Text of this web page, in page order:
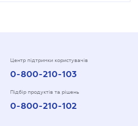
Центр підтримки користувачів
0-800-210-103
Підбір продуктів та рішень
0-800-210-102